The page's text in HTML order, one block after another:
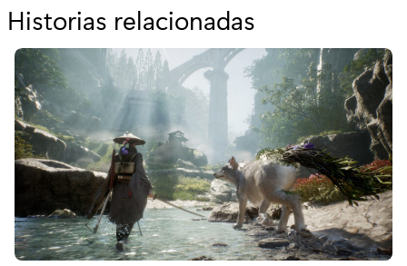
Historias relacionadas
o
r
"
J
u
e
g